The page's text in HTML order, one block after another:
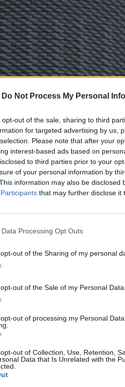
Do Not Process My Personal
opt-out of the sale, sharing to third
for targeted advertising by us,
Please note that after your
interest-based ads based on
to third parties prior to your
of your personal information by
information may also be disclosed
that may further disclose it
Data Processing Opt Outs
out of the Sharing of my personal
out of the Sale of my Personal Data.
out of processing my Personal
out of Collection, Use, Retention,
Data that Is Unrelated with the